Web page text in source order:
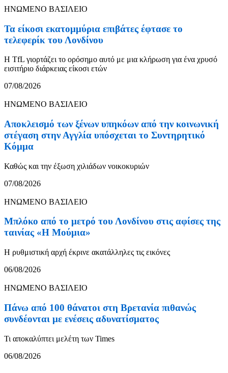
ΗΝΩΜΕΝΟ ΒΑΣΙΛΕΙΟ
Τα είκοσι εκατομμύρια επιβάτες έφτασε το
τελεφερίκ του Λονδίνου
Η TfL γιορτάζει το ορόσημο αυτό με μια κλήρωση για ένα χρυσό
εισιτήριο διάρκειας είκοσι ετών
07/08/2026
ΗΝΩΜΕΝΟ ΒΑΣΙΛΕΙΟ
Αποκλεισμό των ξένων υπηκόων από την κοινωνική
στέγαση στην Αγγλία υπόσχεται το Συντηρητικό
Κόμμα
Καθώς και την έξωση χιλιάδων νοικοκυριών
07/08/2026
ΗΝΩΜΕΝΟ ΒΑΣΙΛΕΙΟ
Μπλόκο από το μετρό του Λονδίνου στις αφίσες της
ταινίας «Η Μούμια»
Η ρυθμιστική αρχή έκρινε ακατάλληλες τις εικόνες
06/08/2026
ΗΝΩΜΕΝΟ ΒΑΣΙΛΕΙΟ
Πάνω από 100 θάνατοι στη Βρετανία πιθανώς
συνδέονται με ενέσεις αδυνατίσματος
Τι αποκαλύπτει μελέτη των Times
06/08/2026